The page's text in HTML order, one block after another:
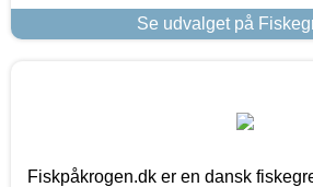
Se udvalget på
Fiskpåkrogen.dk er en dansk